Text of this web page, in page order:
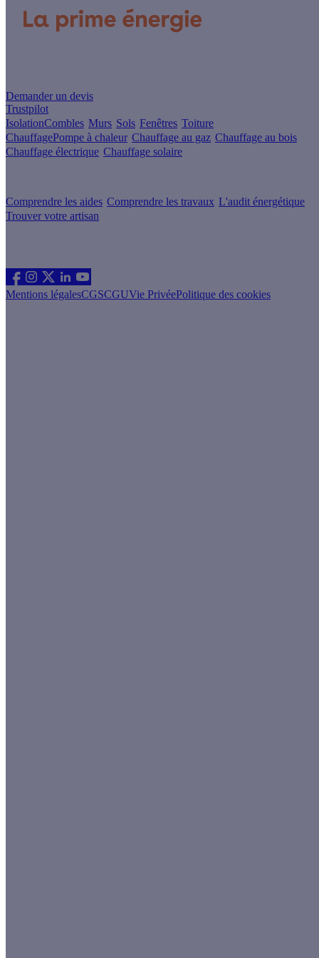
Demander un devis
Trustpilot
IsolationCombles Murs Sols Fenêtres Toiture
ChauffagePompe à chaleur Chauffage au gaz Chauffage au bois
Chauffage électrique Chauffage solaire
Comprendre les aides Comprendre les travaux L'audit énergétique
Trouver votre artisan
Mentions légalesCGSCGUVie PrivéePolitique des cookies